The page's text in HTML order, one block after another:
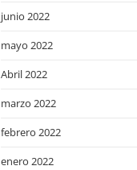
junio 2022
mayo 2022
Abril 2022
marzo 2022
febrero 2022
enero 2022